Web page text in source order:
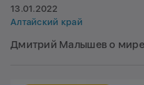
13.01.2022
Алтайский край
Дмитрий Малышев о мире